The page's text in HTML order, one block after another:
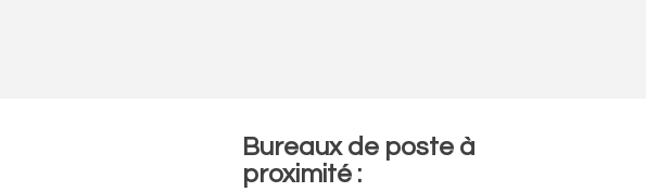
Bureaux de poste à
proximité :